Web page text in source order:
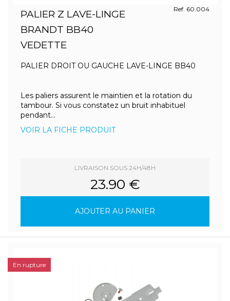
PALIER Z LAVE-LINGE
BRANDT BB40
VEDETTE
Ref. 60.004
PALIER DROIT OU GAUCHE LAVE-LINGE BB40
Les paliers assurent le maintien et la rotation du
tambour. Si vous constatez un bruit inhabituel
pendant...
VOIR LA FICHE PRODUIT
LIVRAISON SOUS 24H/48H
23.90 €
AJOUTER AU PANIER
En rupture